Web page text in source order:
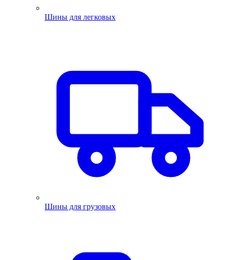
Шины для легковых
Шины для грузовых